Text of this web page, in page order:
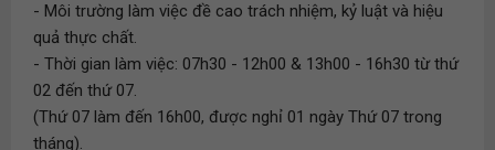
- Môi trường làm việc đề cao trách nhiệm, kỷ luật và hiệu
quả thực chất.
- Thời gian làm việc: 07h30 - 12h00 & 13h00 - 16h30 từ thứ
02 đến thứ 07.
(Thứ 07 làm đến 16h00, được nghỉ 01 ngày Thứ 07 trong
tháng).